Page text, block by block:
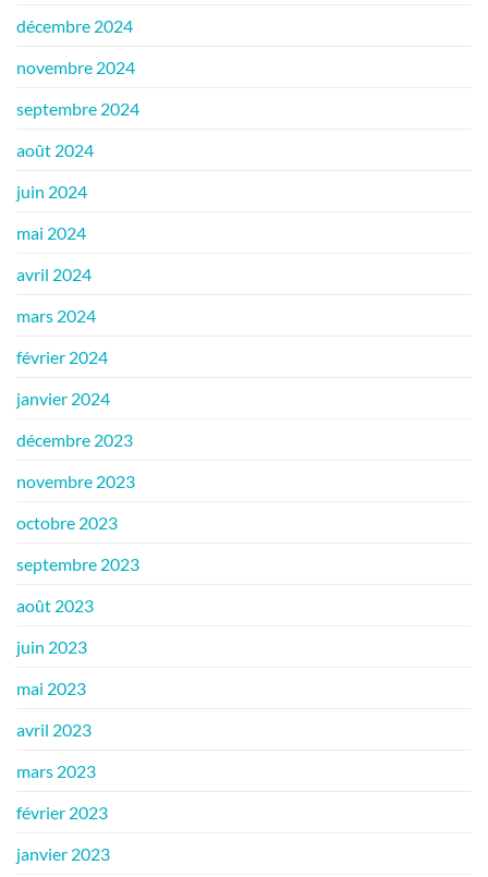
décembre 2024
novembre 2024
septembre 2024
août 2024
juin 2024
mai 2024
avril 2024
mars 2024
février 2024
janvier 2024
décembre 2023
novembre 2023
octobre 2023
septembre 2023
août 2023
juin 2023
mai 2023
avril 2023
mars 2023
février 2023
janvier 2023